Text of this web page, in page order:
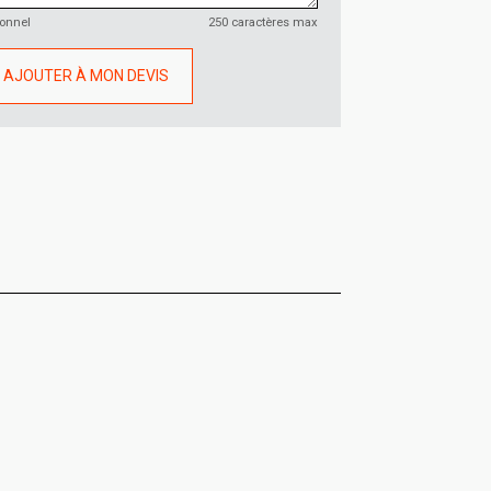
250 caractères max
AJOUTER À MON DEVIS